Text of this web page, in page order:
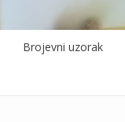
Brojevni uzorak